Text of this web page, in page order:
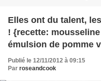
Elles ont du talent,
! {recette:
émulsion de pomme
Publié le 12/11/2012 à 09:15
Par roseandcook